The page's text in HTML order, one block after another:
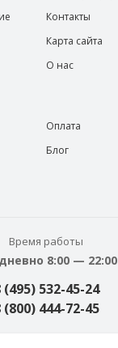
Контакты
Карта сайта
О нас
Оплата
Блог
Время работы
8:00 — 22:00
(495) 532-45-24
(800) 444-72-45